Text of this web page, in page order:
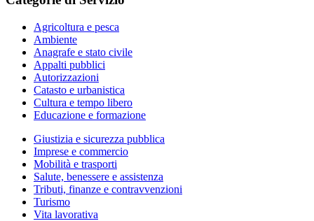
Agricoltura e pesca
Ambiente
Anagrafe e stato civile
Appalti pubblici
Autorizzazioni
Catasto e urbanistica
Cultura e tempo libero
Educazione e formazione
Giustizia e sicurezza pubblica
Imprese e commercio
Mobilità e trasporti
Salute, benessere e assistenza
Tributi, finanze e contravvenzioni
Turismo
Vita lavorativa